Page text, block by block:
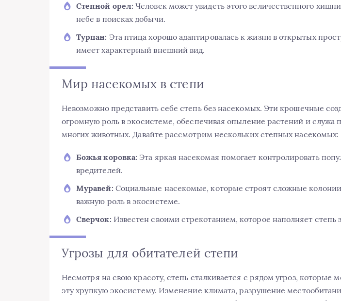
Степной орел: Человек может увидеть этого величественного
небе в поисках добычи.
Турпан: Эта птица хорошо адаптировалась к жизни в открытых
имеет характерный внешний вид.
Мир насекомых в степи
Невозможно представить себе степь без насекомых. Эти крошечные
огромную роль в экосистеме, обеспечивая опыление растений и служа
многих животных. Давайте рассмотрим нескольких степных насекомых:
Божья коровка: Эта яркая насекомая помогает контролировать
вредителей.
Муравей: Социальные насекомые, которые строят сложные
важную роль в экосистеме.
Сверчок: Известен своими стрекотанием, которое наполняет степь
Угрозы для обитателей степи
Несмотря на свою красоту, степь сталкивается с рядом угроз, которые
эту хрупкую экосистему. Изменение климата, разрушение